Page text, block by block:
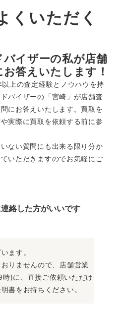
くいただく
バイザーの私が店舗
答えいたします！
上の査定経験とノウハウを持
バイザーの「宮崎」が店舗査
にお答えいたします。買取を
実際に買取を依頼する前に参
ない質問にも出来る限り分か
いただきますのでお気軽にご
絡した方がいいです
ます。
りませんので、店舗営業
時)に、直接ご依頼いただけ
書をお持ちください。